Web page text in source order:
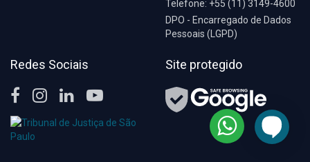
Telefone: +55 (11) 3149-4600
DPO - Encarregado de Dados
Pessoais (LGPD)
Redes Sociais Site protegido